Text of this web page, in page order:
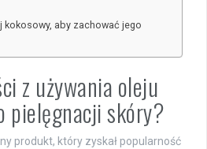
kokosowy, aby zachować jego
z używania oleju
pielęgnacji skóry?
produkt, który zyskał popularność